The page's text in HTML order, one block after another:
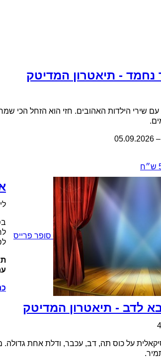
נחמד - תיאטרון המדיטק
עם שירי הילדות האהובים. חזי הוא הזחל הכי
–
05.09.2026
ש״ח
סופר פרייס
לדב - תיאטרון המדיטק
על כוס תה, דב, עכבר, ודלת אחת גדולה.